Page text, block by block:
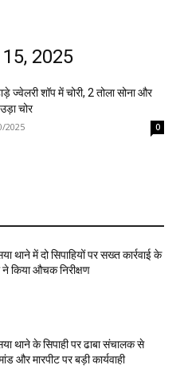
2025
ज्वेलरी शॉप में चोरी, 2 तोला सोना और
चोर
2025 0
थाने में दो सिपाहियों पर सख्त कार्रवाई के
किया औचक निरीक्षण
थाने के सिपाही पर ढाबा संचालक से
और मारपीट पर बड़ी कार्यवाही